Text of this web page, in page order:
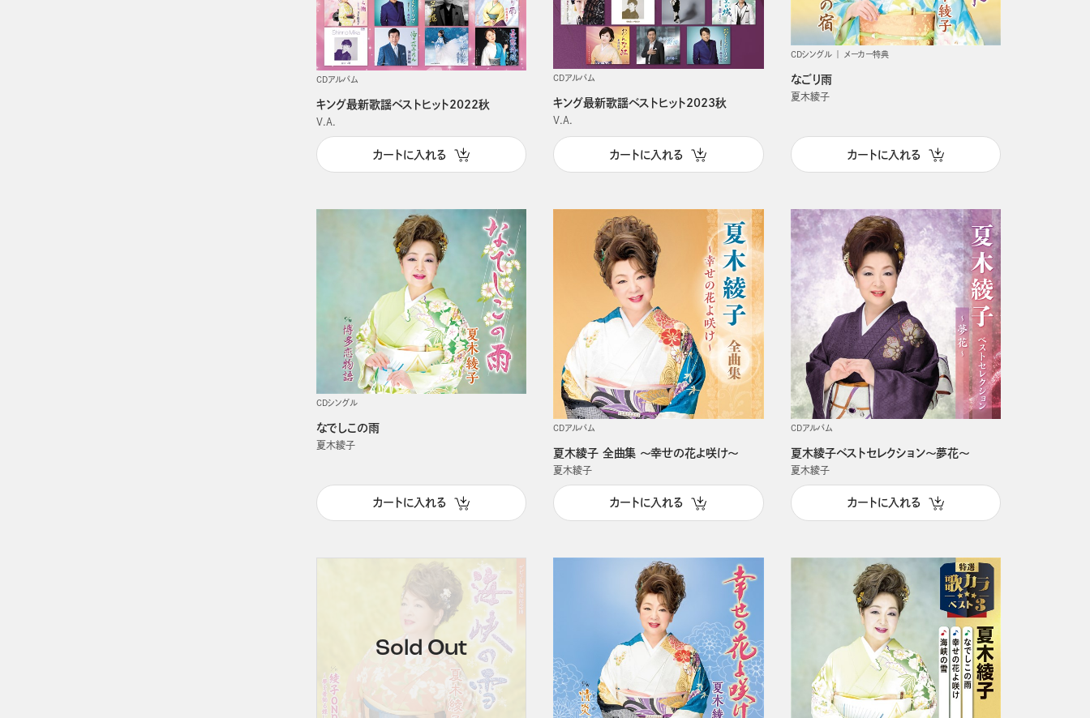
CDアルバム
キング最新歌謡ベストヒット2022秋
V.A.
カートに入れる
CDアルバム
キング最新歌謡ベストヒット2023秋
V.A.
カートに入れる
CDシングル メーカー特典
なごり雨
夏木綾子
カートに入れる
CDシングル
なでしこの雨
夏木綾子
カートに入れる
CDアルバム
夏木綾子 全曲集 ～幸せの花よ咲け～
夏木綾子
カートに入れる
CDアルバム
夏木綾子ベストセレクション～夢花～
夏木綾子
カートに入れる